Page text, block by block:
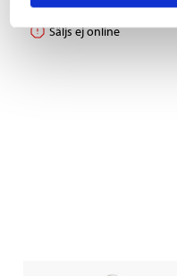
84-8106
Säljs ej online